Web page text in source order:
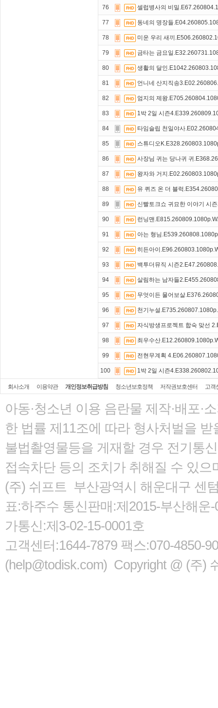
76 셀럽병사의 비밀
77 동네의 명장들
78 미운 우리 새끼
79 금타는 금요일
80 생활의 달인
81 언니네 산지직송
82 엄지의 제왕
83 1박 2일 시즌
84 타임슬립 천일야사
85 스튜디오
86 사장님 귀는 당나귀 귀
87 왕자와 거지
88 유 퀴즈 온 더 블럭
89 신빨토크쇼 귀묘한 이야기 시
90 런닝맨
91 아는 형님
92 히든아이
93 백투더뮤직 시즌
94 살림하는 남자들
95 무엇이든 물어보살
96 천기누설
97 자식방생프로젝트 합숙 맞선
98 최우수산
99 전현무계획
100 1박 2일 시즌
회사소개 이용약관 개인정보취급방침 청소년보호정책 저작권보호센터 고객
아동·청소년 이용 음란물 제작·배포·
한 법률 제11조에 따라 형사처벌을 받
불법촬영물등을 게재할 경우 전기통
접속차단 등의 조치가 취해질 수 있으
(주) 쉬프트 부산광역시 해운대구 센
표:하주수 통신판매:제2015-부산해
가통신:제3-02-15-0001호
고객센터:1644-7879 팩스:070-4850-
(help@todisk.com) Copyright @ (주)